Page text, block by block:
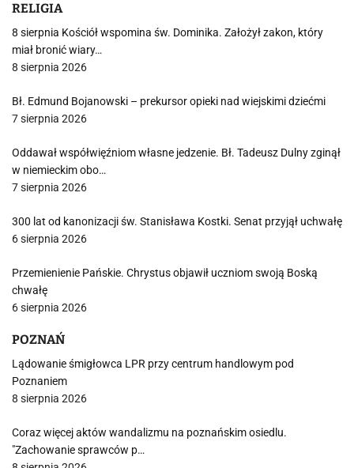
RELIGIA
8 sierpnia Kościół wspomina św. Dominika. Założył zakon, który
miał bronić wiary…
8 sierpnia 2026
Bł. Edmund Bojanowski – prekursor opieki nad wiejskimi dziećmi
7 sierpnia 2026
Oddawał współwięźniom własne jedzenie. Bł. Tadeusz Dulny zginął
w niemieckim obo…
7 sierpnia 2026
300 lat od kanonizacji św. Stanisława Kostki. Senat przyjął uchwałę
6 sierpnia 2026
Przemienienie Pańskie. Chrystus objawił uczniom swoją Boską
chwałę
6 sierpnia 2026
POZNAŃ
Lądowanie śmigłowca LPR przy centrum handlowym pod
Poznaniem
8 sierpnia 2026
Coraz więcej aktów wandalizmu na poznańskim osiedlu.
"Zachowanie sprawców p…